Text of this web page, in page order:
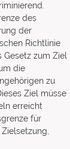
des
der
Richtlinie
zum Ziel
die
zu
Ziel müsse
erreicht
für